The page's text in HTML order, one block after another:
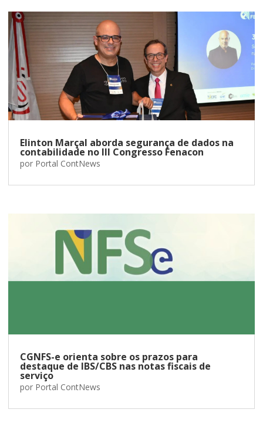
Elinton Marçal aborda segurança de dados na
contabilidade no III Congresso Fenacon
por Portal ContNews
CGNFS-e orienta sobre os prazos para
destaque de IBS/CBS nas notas fiscais de
serviço
por Portal ContNews